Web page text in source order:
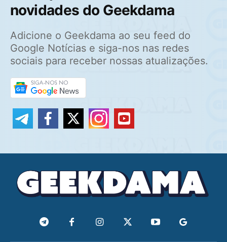
novidades do Geekdama
Adicione o Geekdama ao seu feed do
Google Notícias e siga-nos nas redes
sociais para receber nossas atualizações.